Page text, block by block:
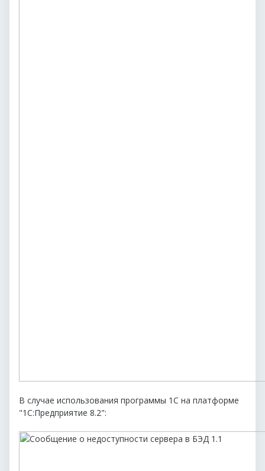
В случае использования программы 1С на платформе
"1С:Предприятие 8.2":